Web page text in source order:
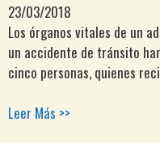
23/03/2018
Los órganos vitales de un
un accidente de tránsito
cinco personas, quienes
Leer Más >>